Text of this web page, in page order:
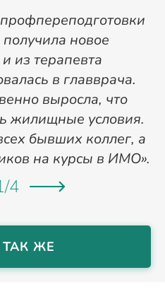
новое
из терапевта
в главврача.
выросла, что
жилищные условия.
бывших коллег, а
на курсы в ИМО».
/4
ЖЕ